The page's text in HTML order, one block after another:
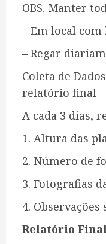
OBS. Manter
– Em local
– Regar
Coleta de
relatório final
A cada 3 dias,
1. Altura das
2. Número de
3. Fotografias
4.
Relatório